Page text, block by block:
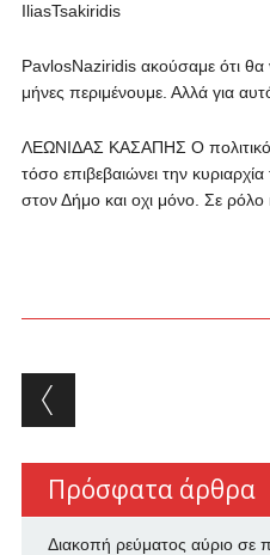
IliasTsakiridis
PavlosNaziridis ακούσαμε ότι
μήνες περιμένουμε. Αλλά για
ΛΕΩΝΙΔΑΣ ΚΑΣΑΠΗΣ Ο
τόσο επιβεβαιώνει την
στον Δήμο και οχι μόνο. Σε ρόλο
Post
Πρόσφατα άρθρα
Διακοπή ρεύματος αύριο σε